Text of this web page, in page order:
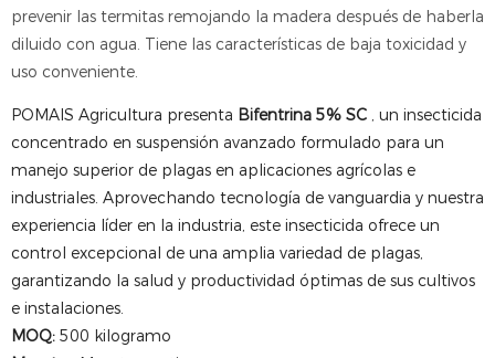
prevenir las termitas remojando la madera después de haberla
diluido con agua. Tiene las características de baja toxicidad y
uso conveniente.
POMAIS Agricultura presenta Bifentrina 5% SC , un insecticida
concentrado en suspensión avanzado formulado para un
manejo superior de plagas en aplicaciones agrícolas e
industriales. Aprovechando tecnología de vanguardia y nuestra
experiencia líder en la industria, este insecticida ofrece un
control excepcional de una amplia variedad de plagas,
garantizando la salud y productividad óptimas de sus cultivos
e instalaciones.
MOQ: 500 kilogramo